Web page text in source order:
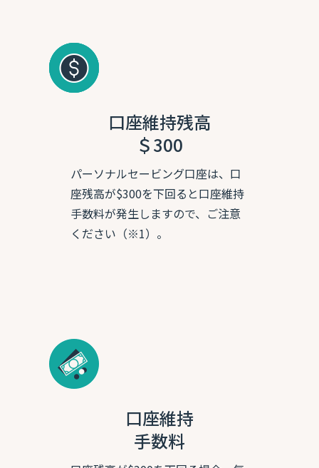
口座維持残高
＄300
パーソナルセービング口座は、口
座残高が$300を下回ると口座維持
手数料が発生しますので、ご注意
ください（※1）。
口座維持
手数料